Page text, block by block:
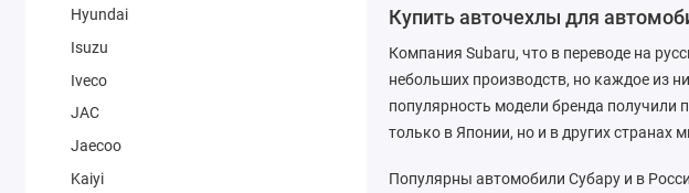
Hyundai
Isuzu
Iveco
JAC
Jaecoo
Kaiyi
Купить авточехлы для
Компания Subaru, что в переводе на
небольших производств, но каждое из
популярность модели бренда получили
только в Японии, но и в других
Популярны автомобили Субару и в